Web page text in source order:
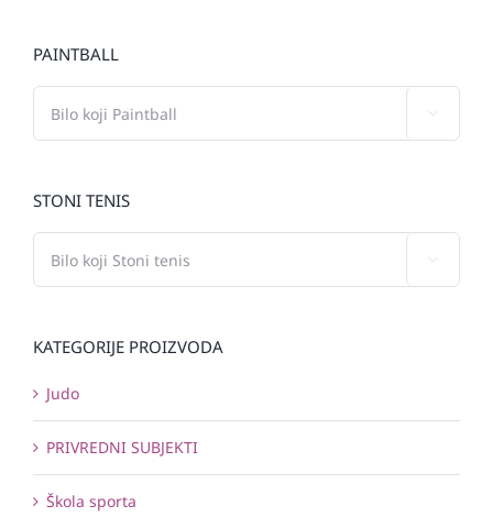
PAINTBALL
STONI TENIS
KATEGORIJE PROIZVODA
Judo
PRIVREDNI SUBJEKTI
Škola sporta